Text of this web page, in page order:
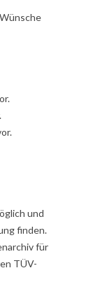
und
finden.
für
TÜV-